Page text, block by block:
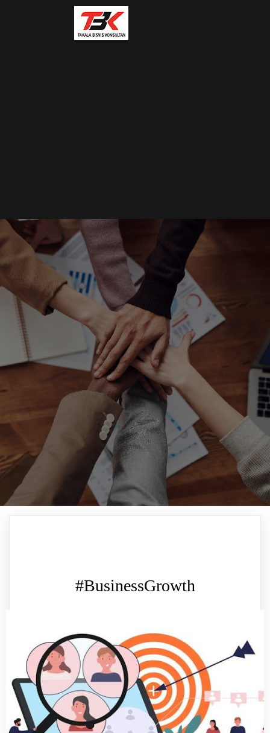
#BusinessGrowth